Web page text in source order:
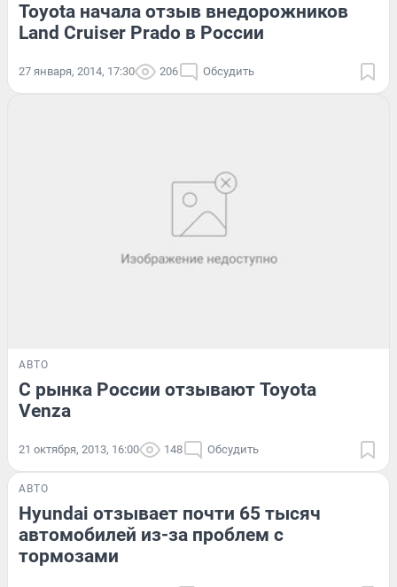
Toyota начала отзыв внедорожников
Land Cruiser Prado в России
27 января, 2014, 17:30 206 Обсудить
АВТО
С рынка России отзывают Toyota
Venza
21 октября, 2013, 16:00 148 Обсудить
АВТО
Hyundai отзывает почти 65 тысяч
автомобилей из-за проблем с
тормозами